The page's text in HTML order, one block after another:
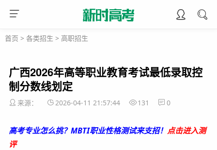
首页 > 各类招生 > 高职招生
广西2026年高等职业教育考试最低录取控
制分数线划定
来源： 2026-04-11 21:57:44 131 0
高考专业怎么挑？MBTI职业性格测试来支招！ 点击进入测
评